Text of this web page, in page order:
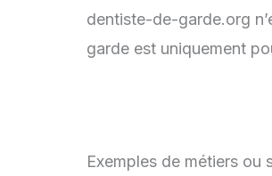
dentiste-de-garde.org
garde est uniquement
Exemples de métiers ou